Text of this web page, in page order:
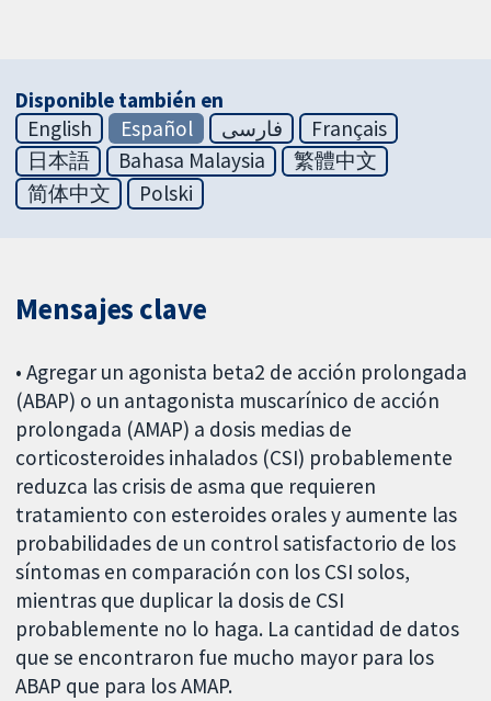
Disponible también en
English
Español فارسی
Français
日本語
Bahasa Malaysia
繁體中文
简体中文
Polski
Mensajes clave
• Agregar un agonista beta2 de acción prolongada
(ABAP) o un antagonista muscarínico de acción
prolongada (AMAP) a dosis medias de
corticosteroides inhalados (CSI) probablemente
reduzca las crisis de asma que requieren
tratamiento con esteroides orales y aumente las
probabilidades de un control satisfactorio de los
síntomas en comparación con los CSI solos,
mientras que duplicar la dosis de CSI
probablemente no lo haga. La cantidad de datos
que se encontraron fue mucho mayor para los
ABAP que para los AMAP.